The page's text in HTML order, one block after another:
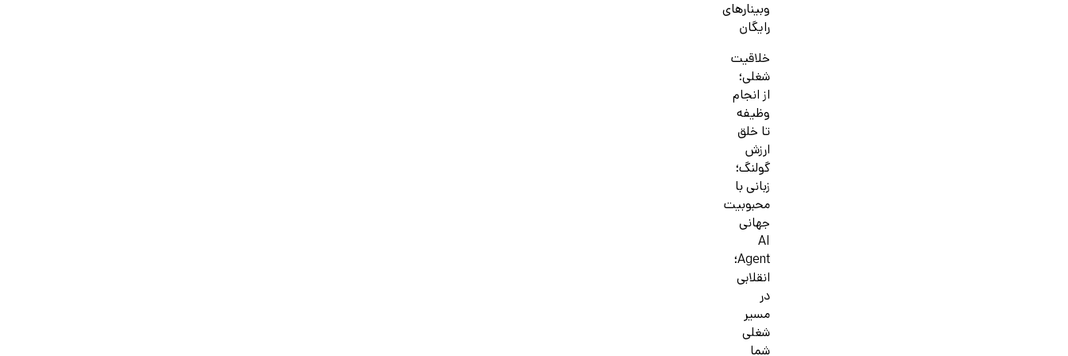
وبینارهای
رایگان
خلاقیت
شغلی؛
از انجام
وظیفه
تا خلق
ارزش
گولنگ؛
زبانی با
محبوبیت
جهانی
AI
Agent؛
انقلابی
در
مسیر
شغلی